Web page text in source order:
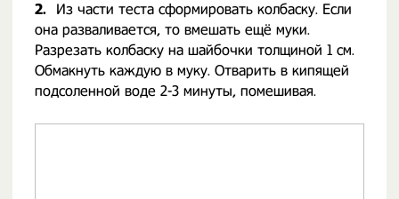
2.
Из части теста сформировать колбаску. Если
она разваливается, то вмешать ещё муки.
Разрезать колбаску на шайбочки толщиной 1 см.
Обмакнуть каждую в муку. Отварить в кипящей
подсоленной воде 2-3 минуты, помешивая.